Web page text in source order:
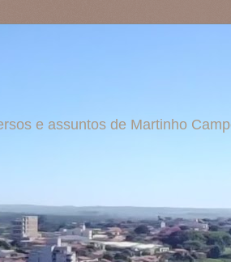
e assuntos de Martinho